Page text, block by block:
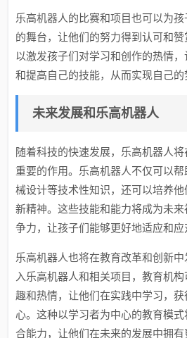
乐高机器人的比赛和项目也可以为
的舞台，让他们的努力得到认可和
以激发孩子们对学习和创作的热情
和提高自己的技能，从而实现自己的
未来发展和乐高机器人
随着科技的快速发展，乐高机器人
重要的作用。乐高机器人不仅可以
械设计等技术性知识，还可以培养他
新精神。这些技能和能力将成为未
争力，让孩子们能够更好地适应和应
乐高机器人也将在教育改革和创新中
入乐高机器人和相关项目，教育机
趣和热情，让他们在实践中学习，
心。这种以学习者为中心的教育模
合能力，让他们在未来的发展中拥有